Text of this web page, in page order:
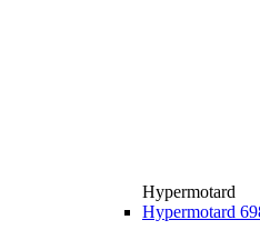
Hypermotard
Hypermotard